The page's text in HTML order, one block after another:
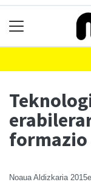
formazio
Noaua Aldizkaria